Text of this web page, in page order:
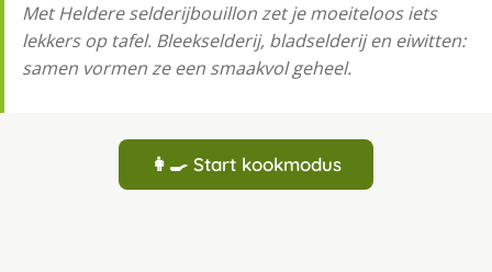
Met Heldere selderijbouillon zet je moeiteloos iets
lekkers op tafel. Bleekselderij, bladselderij en eiwitten:
samen vormen ze een smaakvol geheel.
👩‍🍳 Start kookmodus